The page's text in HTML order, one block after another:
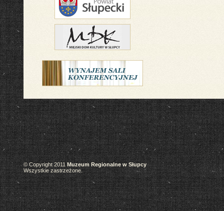
© Copyright 2011Muzeum Regionalne w Słupcy
Wszystkie zastrzeżone.